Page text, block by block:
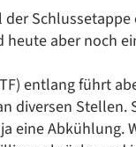
heute aber noch
entlang führt
diversen
eine Abkühlung.